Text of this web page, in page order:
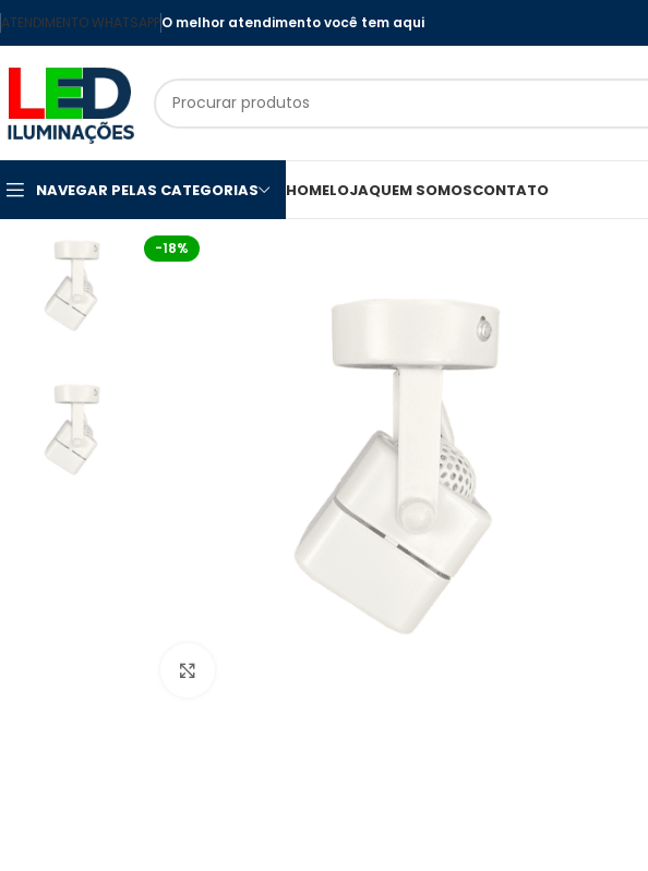
ATENDIMENTO WHATSAPPO melhor atendimento você tem aqui
NAVEGAR PELAS CATEGORIAS HOMELOJAQUEM SOMOSCONTATO
-18%